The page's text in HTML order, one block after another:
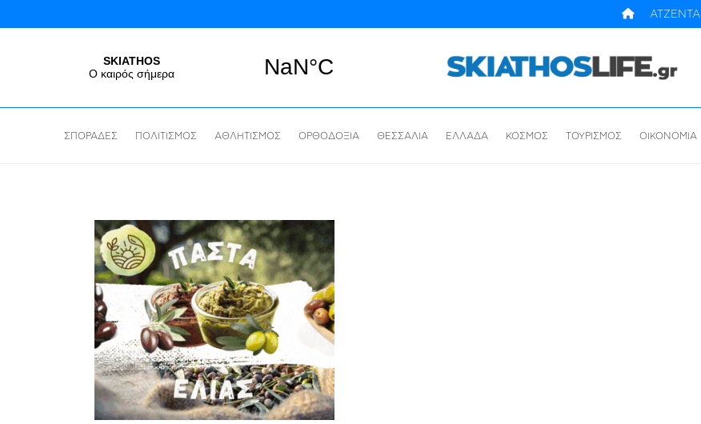
ΑΤΖΕΝΤΑ
ΣΠΟΡΑΔΕΣ ΠΟΛΙΤΙΣΜΟΣ ΑΘΛΗΤΙΣΜΟΣ ΟΡΘΟΔΟΞΙΑ ΘΕΣΣΑΛΙΑ ΕΛΛΑΔΑ ΚΟΣΜΟΣ ΤΟΥΡΙΣΜΟΣ ΟΙΚΟΝΟΜΙΑ